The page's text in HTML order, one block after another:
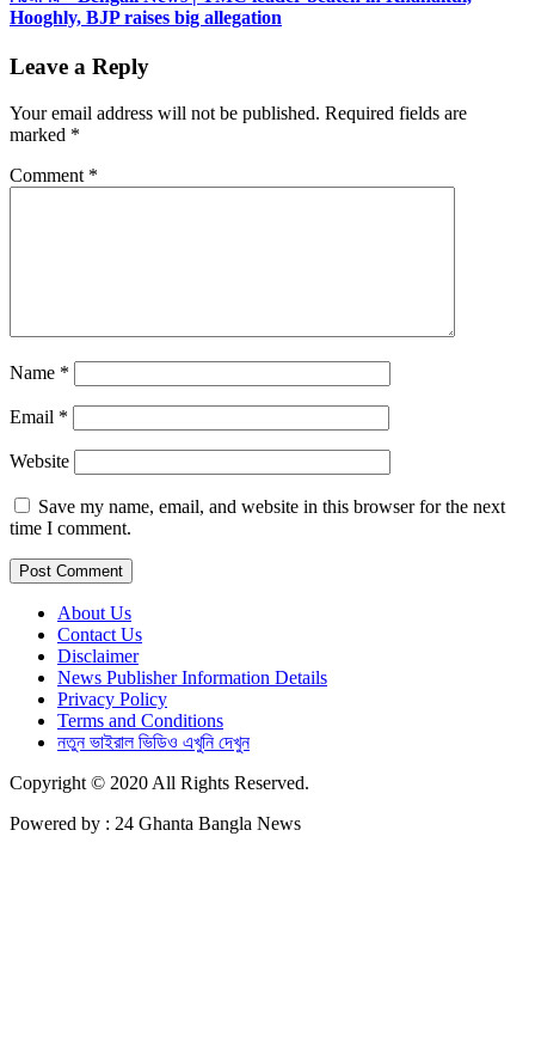
Hooghly, BJP raises big allegation
Leave a Reply
Your email address will not be published. Required fields are
marked *
Comment *
Name *
Email *
Website
Save my name, email, and website in this browser for the next
time I comment.
About Us
Contact Us
Disclaimer
News Publisher Information Details
Privacy Policy
Terms and Conditions
নতুন ভাইরাল ভিডিও এখুনি দেখুন
Copyright © 2020 All Rights Reserved.
Powered by : 24 Ghanta Bangla News